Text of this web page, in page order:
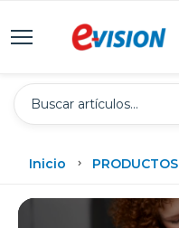
Inicio PRODUCTOS